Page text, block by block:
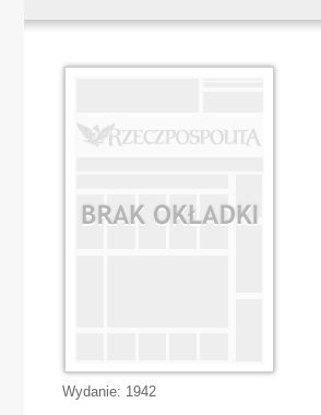
Wydanie: 1942